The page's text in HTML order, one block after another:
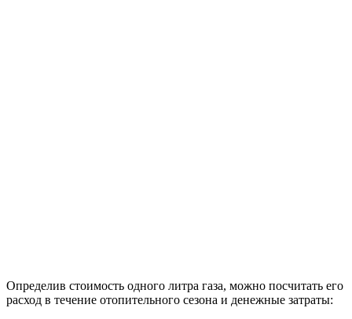
Определив стоимость одного литра газа, можно посчитать его
расход в течение отопительного сезона и денежные затраты: